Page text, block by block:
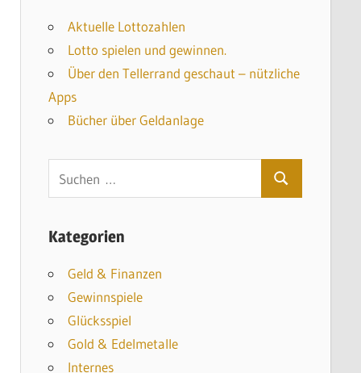
Aktuelle Lottozahlen
Lotto spielen und gewinnen.
Über den Tellerrand geschaut – nützliche
Apps
Bücher über Geldanlage
u
h
Kategorien
Geld & Finanzen
Gewinnspiele
Glücksspiel
Gold & Edelmetalle
Internes